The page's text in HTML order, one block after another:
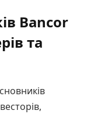
Bancor
та